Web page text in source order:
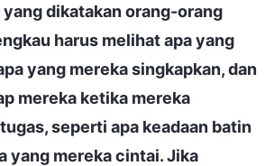
dikatakan orang-orang
harus melihat apa yang
yang mereka singkapkan, dan
mereka ketika mereka
seperti apa keadaan batin
yang mereka cintai. Jika